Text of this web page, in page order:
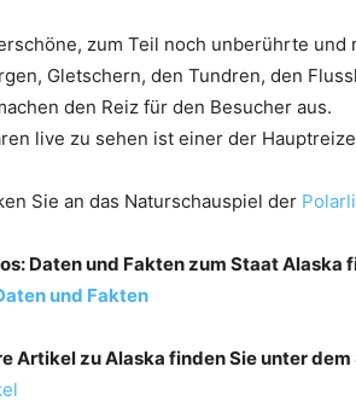
zum Teil noch unberührte
Gletschern, den Tundren, den
den Reiz für den Besucher aus.
live zu sehen ist einer der
Sie an das Naturschauspiel der
Daten und Fakten zum Staat Alaska
und Fakten
Artikel zu Alaska finden Sie unter dem